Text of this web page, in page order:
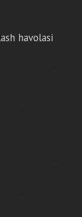
havolasi